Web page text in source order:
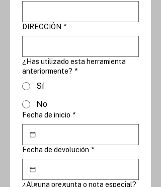
DIRECCIÓN *
¿Has utilizado esta herramienta
anteriormente? *
Sí
No
Fecha de inicio *
Fecha de devolución *
¿Alguna pregunta o nota especial?